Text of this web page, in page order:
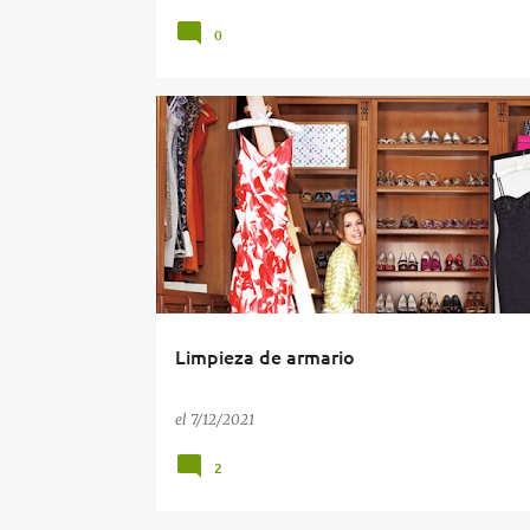
0
Limpieza de armario
el 7/12/2021
COMBINANDO NUESTRO VESTUARIO OBJETIVO
2